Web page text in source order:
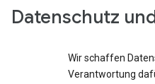
Datenschutz
Wir schaffen
Verantwortung